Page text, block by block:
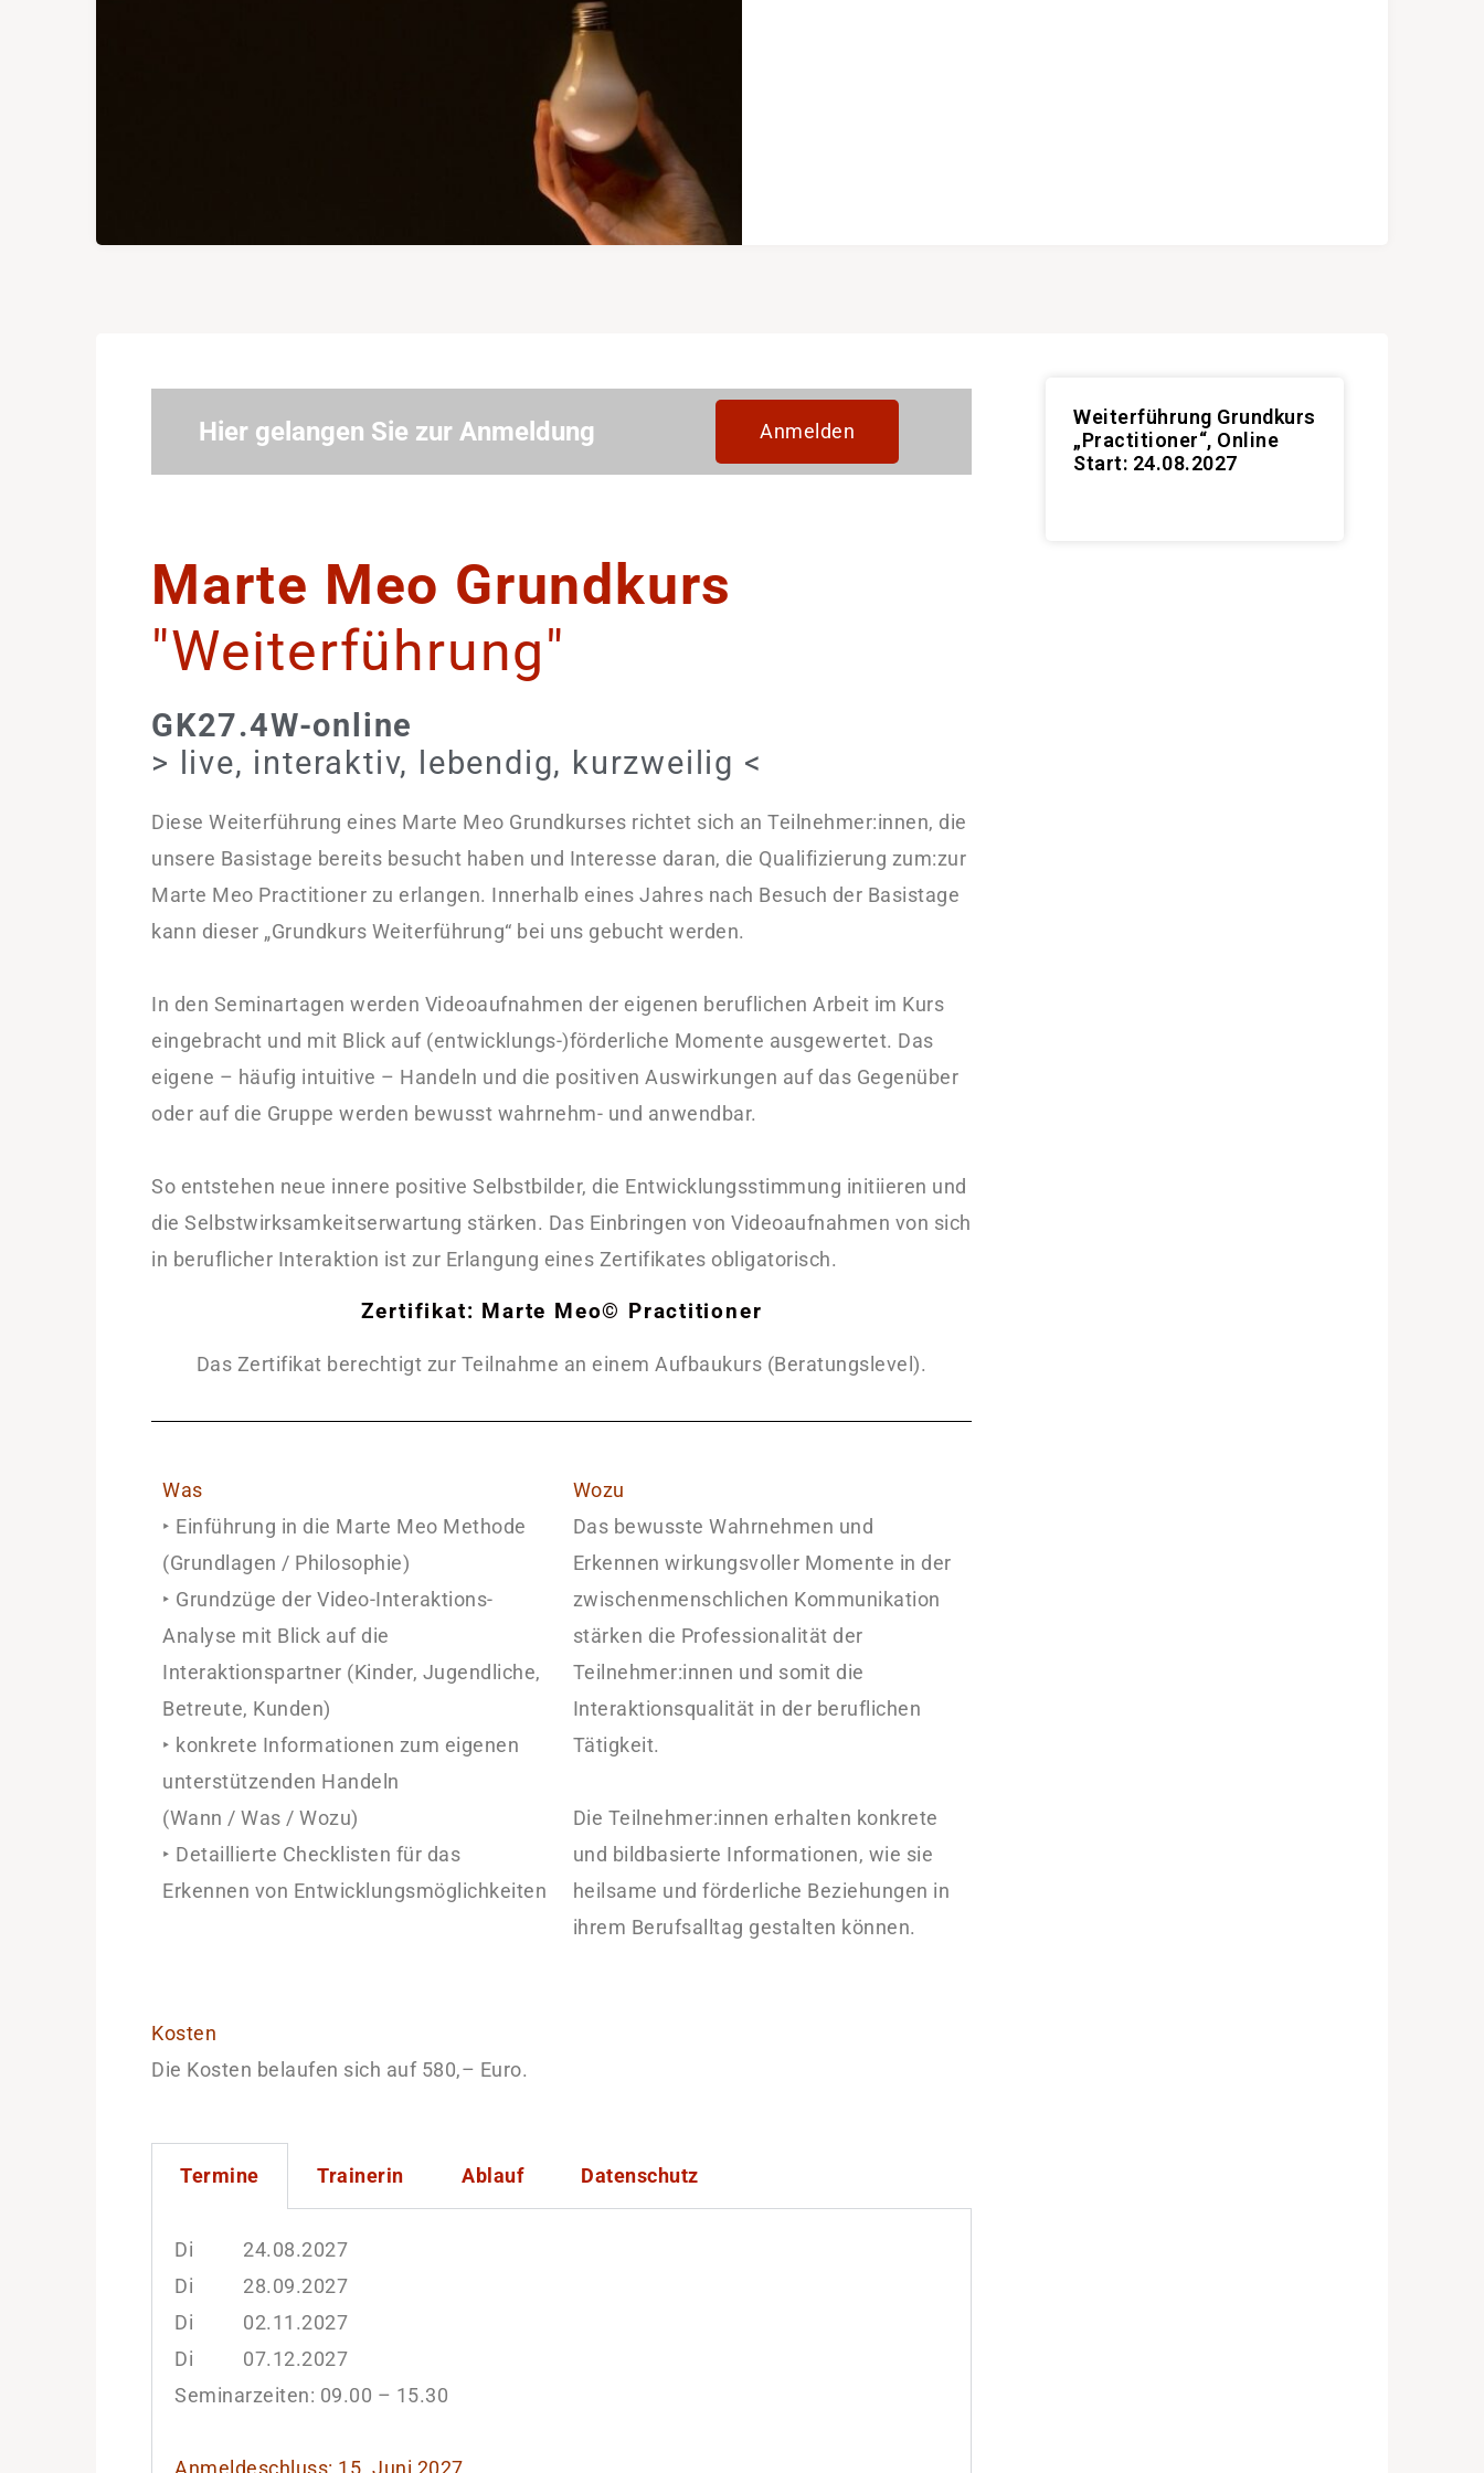
Hier gelangen Sie zur Anmeldung Anmelden
Marte Meo Grundkurs
"Weiterführung"
GK27.4W-online
> live, interaktiv, lebendig, kurzweilig <
Diese Weiterführung eines Marte Meo Grundkurses richtet sich an Teilnehmer:innen, die
unsere Basistage bereits besucht haben und Interesse daran, die Qualifizierung zum:zur
Marte Meo Practitioner zu erlangen. Innerhalb eines Jahres nach Besuch der Basistage
kann dieser „Grundkurs Weiterführung“ bei uns gebucht werden.
In den Seminartagen werden Videoaufnahmen der eigenen beruflichen Arbeit im Kurs
eingebracht und mit Blick auf (entwicklungs-)förderliche Momente ausgewertet. Das
eigene – häufig intuitive – Handeln und die positiven Auswirkungen auf das Gegenüber
oder auf die Gruppe werden bewusst wahrnehm- und anwendbar.
So entstehen neue innere positive Selbstbilder, die Entwicklungsstimmung initiieren und
die Selbstwirksamkeitserwartung stärken. Das Einbringen von Videoaufnahmen von sich
in beruflicher Interaktion ist zur Erlangung eines Zertifikates obligatorisch.
Zertifikat: Marte Meo© Practitioner
Das Zertifikat berechtigt zur Teilnahme an einem Aufbaukurs (Beratungslevel).
Was
‣ Einführung in die Marte Meo Methode
(Grundlagen / Philosophie)
‣ Grundzüge der Video-Interaktions-
Analyse mit Blick auf die
Interaktionspartner (Kinder, Jugendliche,
Betreute, Kunden)
‣ konkrete Informationen zum eigenen
unterstützenden Handeln
(Wann / Was / Wozu)
‣ Detaillierte Checklisten für das
Erkennen von Entwicklungsmöglichkeiten
Wozu
Das bewusste Wahrnehmen und
Erkennen wirkungsvoller Momente in der
zwischenmenschlichen Kommunikation
stärken die Professionalität der
Teilnehmer:innen und somit die
Interaktionsqualität in der beruflichen
Tätigkeit.
Die Teilnehmer:innen erhalten konkrete
und bildbasierte Informationen, wie sie
heilsame und förderliche Beziehungen in
ihrem Berufsalltag gestalten können.
Kosten
Die Kosten belaufen sich auf 580,– Euro.
Termine Trainerin Ablauf Datenschutz
Di 24.08.2027
Di 28.09.2027
Di 02.11.2027
Di 07.12.2027
Seminarzeiten: 09.00 – 15.30
Anmeldeschluss: 15. Juni 2027
Weiterführung Grundkurs
„Practitioner“, Online
Start: 24.08.2027